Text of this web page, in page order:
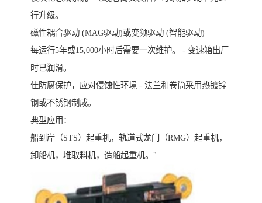
行升级。
磁性耦合驱动 (MAG驱动)或变频驱动 (智能驱动)
每运行5年或15,000小时后需要一次维护。 - 变速箱出厂
时已润滑。
佳防腐保护，应对侵蚀性环境 - 法兰和卷筒采用热镀锌
钢或不锈钢制成。
典型应用：
船到岸（STS）起重机，轨道式龙门（RMG）起重机，
卸船机，堆取料机，造船起重机。"